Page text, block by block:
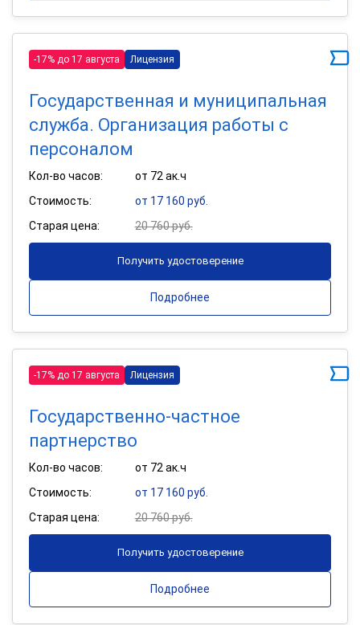
-17% до 17 августа Лицензия
Государственная и муниципальная
служба. Организация работы с
персоналом
Кол-во часов:
от 72 ак.ч
Стоимость:
от 17 160 руб.
Старая цена:
20 760 руб.
Получить удостоверение
Подробнее
-17% до 17 августа Лицензия
Государственно-частное
партнерство
Кол-во часов:
от 72 ак.ч
Стоимость:
от 17 160 руб.
Старая цена:
20 760 руб.
Получить удостоверение
Подробнее